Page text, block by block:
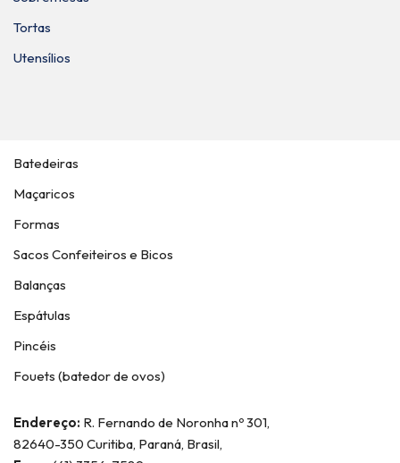
Tortas
Utensílios
Batedeiras
Maçaricos
Formas
Sacos Confeiteiros e Bicos
Balanças
Espátulas
Pincéis
Fouets (batedor de ovos)
Endereço: R. Fernando de Noronha nº 301,
82640-350 Curitiba, Paraná, Brasil,